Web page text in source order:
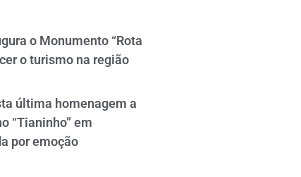
o Monumento “Rota
o turismo na região
última homenagem a
“Tianinho” em
por emoção